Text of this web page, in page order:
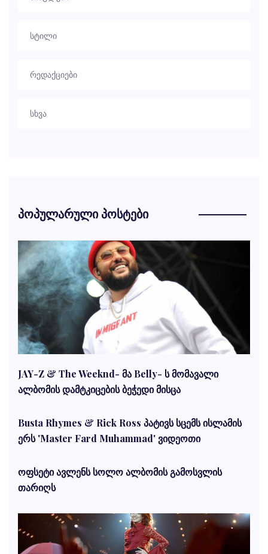
სტილი
რედაქციები
სხვა
პოპულარული პოსტები
JAY-Z & The Weeknd- მა Belly- ს მომავალი
ალბომის დამტკიცების ბეჭედი მისცა
Busta Rhymes & Rick Ross პატივს სცემს ისლამის
ერს 'Master Fard Muhammad' ვიდეოთი
ოფსეტი ავლენს სოლო ალბომის გამოსვლის
თარიღს